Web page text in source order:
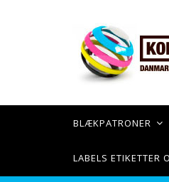
BLÆKPATRONER
LABELS ETIKETTER